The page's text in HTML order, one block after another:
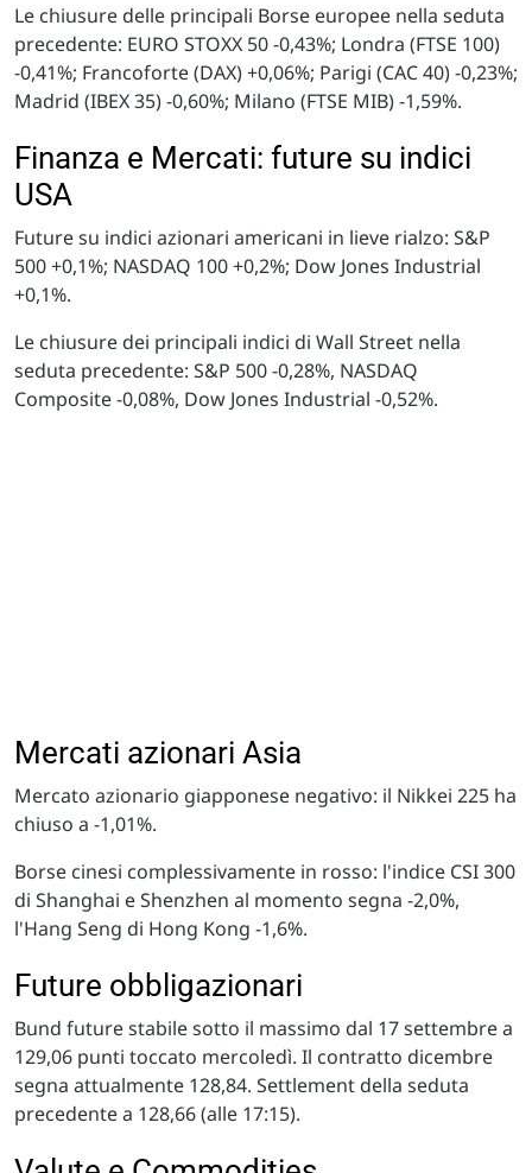
Le chiusure delle principali Borse europee nella seduta
precedente: EURO STOXX 50 -0,43%; Londra (FTSE 100)
-0,41%; Francoforte (DAX) +0,06%; Parigi (CAC 40) -0,23%;
Madrid (IBEX 35) -0,60%; Milano (FTSE MIB) -1,59%.
Finanza e Mercati: future su indici
USA
Future su indici azionari americani in lieve rialzo: S&P
500 +0,1%; NASDAQ 100 +0,2%; Dow Jones Industrial
+0,1%.
Le chiusure dei principali indici di Wall Street nella
seduta precedente: S&P 500 -0,28%, NASDAQ
Composite -0,08%, Dow Jones Industrial -0,52%.
Mercati azionari Asia
Mercato azionario giapponese negativo: il Nikkei 225 ha
chiuso a -1,01%.
Borse cinesi complessivamente in rosso: l'indice CSI 300
di Shanghai e Shenzhen al momento segna -2,0%,
l'Hang Seng di Hong Kong -1,6%.
Future obbligazionari
Bund future stabile sotto il massimo dal 17 settembre a
129,06 punti toccato mercoledì. Il contratto dicembre
segna attualmente 128,84. Settlement della seduta
precedente a 128,66 (alle 17:15).